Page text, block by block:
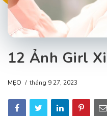
12 Ảnh Girl
MẸO tháng 9 27, 2023